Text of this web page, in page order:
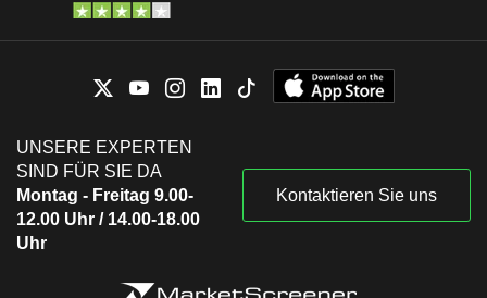
UNSERE EXPERTEN
SIND FÜR SIE DA
Montag - Freitag 9.00-
12.00 Uhr / 14.00-18.00
Uhr
Kontaktieren Sie uns